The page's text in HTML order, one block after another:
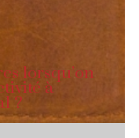
lorsqu’on
à
?